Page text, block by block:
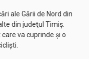
ale Gării de Nord din
din judeţul Timiş.
va cuprinde și o